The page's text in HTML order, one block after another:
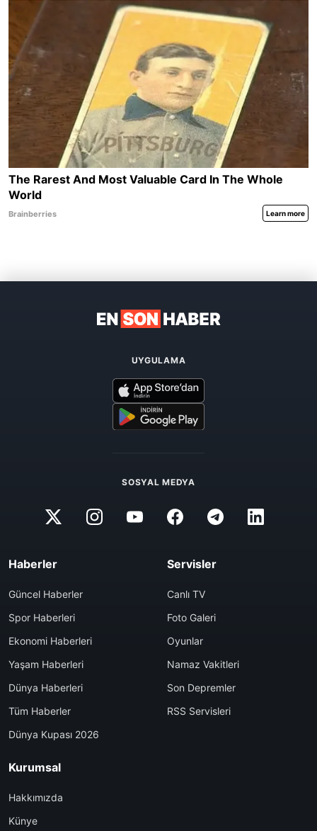
UYGULAMA
SOSYAL MEDYA
Haberler
Güncel Haberler
Spor Haberleri
Ekonomi Haberleri
Yaşam Haberleri
Dünya Haberleri
Tüm Haberler
Dünya Kupası 2026
Servisler
Canlı TV
Foto Galeri
Oyunlar
Namaz Vakitleri
Son Depremler
RSS Servisleri
Kurumsal
Hakkımızda
Künye